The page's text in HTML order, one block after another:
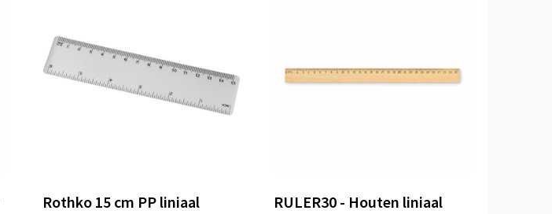
Rothko 15 cm PP liniaal
RULER30 - Houten liniaal